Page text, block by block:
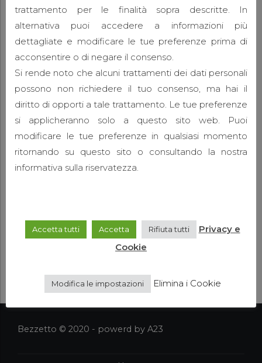
GALLERY IMAGE
Round and round like a
carousel
22 Luglio 2015 admin
4
Quis tibi ergo istud dabit praeter Pyrrhonem,
Aristonem eorumve similes, quos tu non
probas? Quoniam, si dis placet, ab Epicuro.
CONTINUE READING
Bezzetto © 2020 - powerd by A23
trattamento per le finalità sopra descritte. In
alternativa puoi accedere a informazioni più
dettagliate e modificare le tue preferenze prima di
acconsentire o di negare il consenso.
Si rende noto che alcuni trattamenti dei dati personali
possono non richiedere il tuo consenso, ma hai il
diritto di opporti a tale trattamento. Le tue preferenze
si applicheranno solo a questo sito web. Puoi
modificare le tue preferenze in qualsiasi momento
ritornando su questo sito o consultando la nostra
informativa sulla riservatezza.
Accetta tutti Accetta Rifiuta tutti
Privacy e
Cookie
Modifica le impostazioni Elimina i Cookie